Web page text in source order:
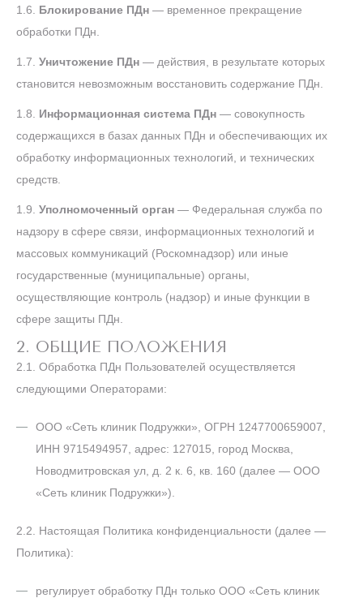
1.6. Блокирование ПДн — временное прекращение
обработки ПДн.
1.7. Уничтожение ПДн — действия, в результате которых
становится невозможным восстановить содержание ПДн.
1.8. Информационная система ПДн — совокупность
содержащихся в базах данных ПДн и обеспечивающих их
обработку информационных технологий, и технических
средств.
1.9. Уполномоченный орган — Федеральная служба по
надзору в сфере связи, информационных технологий и
массовых коммуникаций (Роскомнадзор) или иные
государственные (муниципальные) органы,
осуществляющие контроль (надзор) и иные функции в
сфере защиты ПДн.
2. ОБЩИЕ ПОЛОЖЕНИЯ
2.1. Обработка ПДн Пользователей осуществляется
следующими Операторами:
ООО «Сеть клиник Подружки», ОГРН 1247700659007,
ИНН 9715494957, адрес: 127015, город Москва,
Новодмитровская ул, д. 2 к. 6, кв. 160 (далее — ООО
«Сеть клиник Подружки»).
2.2. Настоящая Политика конфиденциальности (далее —
Политика):
регулирует обработку ПДн только ООО «Сеть клиник